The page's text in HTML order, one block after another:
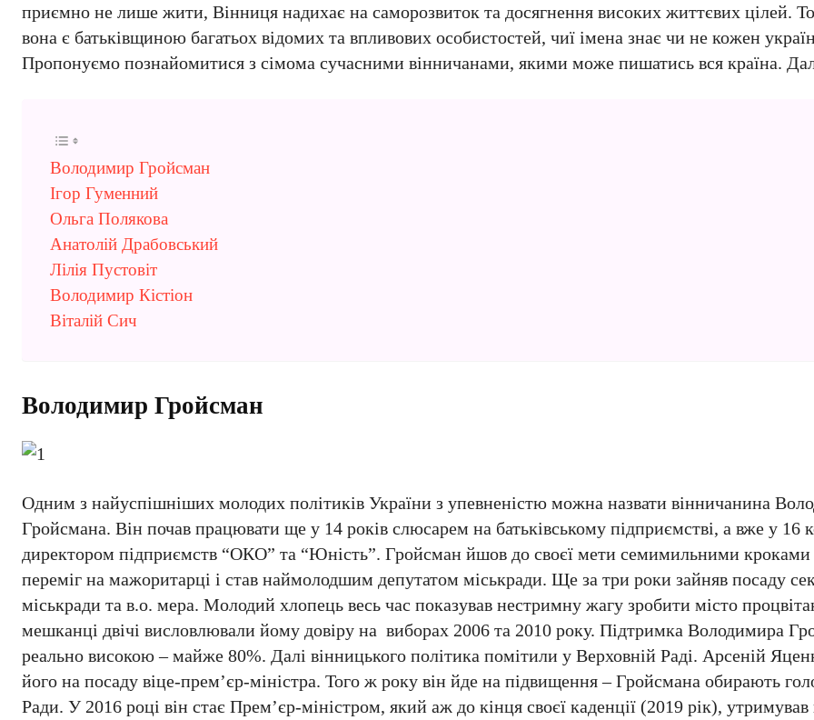
приємно не лише жити, Вінниця надихає на саморозвиток та досягнення високих життєвих цілей.
вона є батьківщиною багатьох відомих та впливових особистостей, чиї імена знає чи не кожен
Пропонуємо познайомитися з сімома сучасними вінничанами, якими може пишатись вся країна.
Володимир Гройсман
Ігор Гуменний
Ольга Полякова
Анатолій Драбовський
Лілія Пустовіт
Володимир Кістіон
Віталій Сич
Володимир Гройсман
Одним з найуспішніших молодих політиків України з упевненістю можна назвати вінничанина
Гройсмана. Він почав працювати ще у 14 років слюсарем на батьківському підприємстві, а вже у 16
директором підприємств “ОКО” та “Юність”. Гройсман йшов до своєї мети семимильними кроками
переміг на мажоритарці і став наймолодшим депутатом міськради. Ще за три роки зайняв посаду
міськради та в.о. мера. Молодий хлопець весь час показував нестримну жагу зробити місто
мешканці двічі висловлювали йому довіру на виборах 2006 та 2010 року. Підтримка Володимира
реально високою – майже 80%. Далі вінницького політика помітили у Верховній Раді. Арсеній
його на посаду віце-прем’єр-міністра. Того ж року він йде на підвищення – Гройсмана обирають
Ради. У 2016 році він стає Прем’єр-міністром, який аж до кінця своєї каденції (2019 рік), утримував